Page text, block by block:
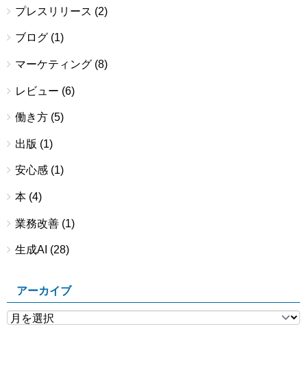
プレスリリース (2)
ブログ (1)
マーケティング (8)
レビュー (6)
働き方 (5)
出版 (1)
安心感 (1)
本 (4)
業務改善 (1)
生成AI (28)
アーカイブ